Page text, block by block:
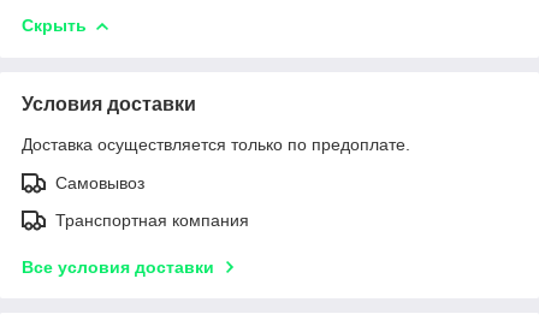
Скрыть
Условия доставки
Доставка осуществляется только по предоплате.
Самовывоз
Транспортная компания
Все условия доставки